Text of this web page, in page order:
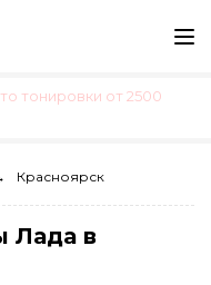
тонировки от 2500
Красноярск
Лада в